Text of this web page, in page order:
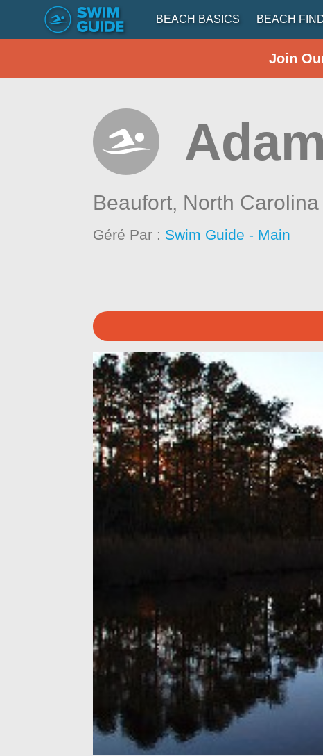
BEACH BASICS BEACH
Join
Beaufort, North Carolina
Géré Par : Swim Guide - Main